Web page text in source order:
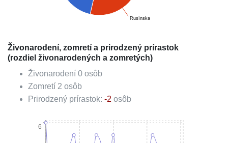
Rusínska
Živonarodení, zomretí a prirodzený prírastok
(rozdiel živonarodených a zomretých)
Živonarodení 0 osôb
Zomretí 2 osôb
Prirodzený prírastok: -2 osôb
6